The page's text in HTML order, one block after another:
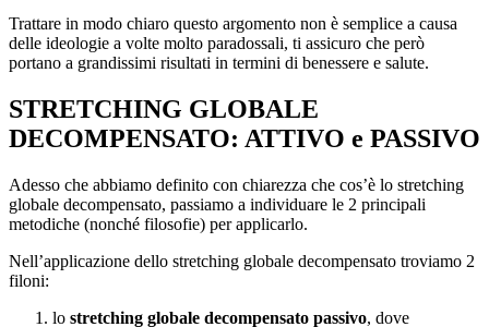
Trattare in modo chiaro questo argomento non è semplice a causa
delle ideologie a volte molto paradossali, ti assicuro che però
portano a grandissimi risultati in termini di benessere e salute.
STRETCHING GLOBALE
DECOMPENSATO: ATTIVO e PASSIVO
Adesso che abbiamo definito con chiarezza che cos’è lo stretching
globale decompensato, passiamo a individuare le 2 principali
metodiche (nonché filosofie) per applicarlo.
Nell’applicazione dello stretching globale decompensato troviamo 2
filoni:
lo stretching globale decompensato passivo, dove